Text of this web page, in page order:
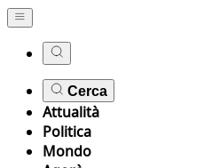
Cerca
Attualità
Politica
Mondo